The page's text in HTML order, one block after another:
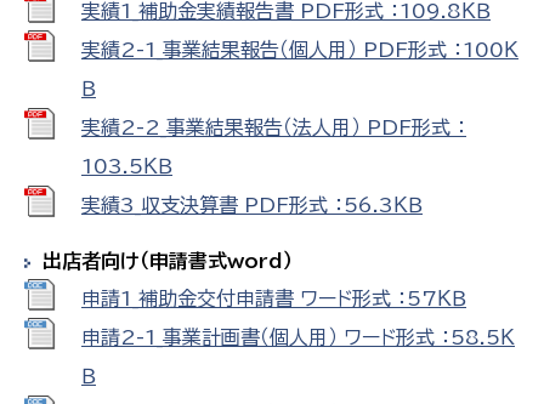
実績1_補助金実績報告書 PDF形式 ：109.8ＫＢ
実績2-1_事業結果報告（個人用） PDF形式 ：100Ｋ
Ｂ
実績2-2_事業結果報告（法人用） PDF形式 ：
103.5ＫＢ
実績3_収支決算書 PDF形式 ：56.3ＫＢ
出店者向け（申請書式word）
申請1_補助金交付申請書 ワード形式 ：57ＫＢ
申請2-1_事業計画書（個人用） ワード形式 ：58.5Ｋ
Ｂ